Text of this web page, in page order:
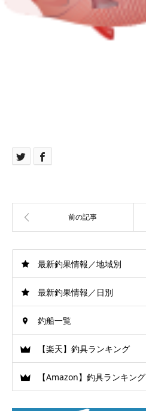
最新釣果情報／地域別
最新釣果情報／日別
釣船一覧
【楽天】釣具ランキング
【Amazon】釣具ランキング